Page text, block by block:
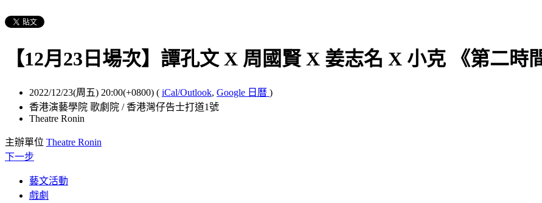
【12月23日場次】譚孔文 X 周國賢 X 姜志名 X 小克 《第二時
2022/12/23(周五) 20:00(+0800) ( iCal/Outlook, Google 日曆 )
香港演藝學院 歌劇院 / 香港灣仔告士打道1號
Theatre Ronin
主辦單位 Theatre Ronin
下一步
藝文活動
戲劇